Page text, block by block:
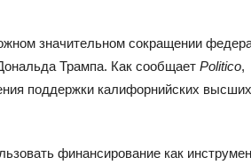
значительном сокращении
Трампа. Как сообщает Politico,
поддержки калифорнийских высших
финансирование как